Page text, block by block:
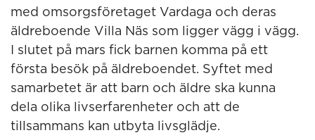
med omsorgsföretaget Vardaga och deras
äldreboende Villa Näs som ligger vägg i vägg.
I slutet på mars fick barnen komma på ett
första besök på äldreboendet. Syftet med
samarbetet är att barn och äldre ska kunna
dela olika livserfarenheter och att de
tillsammans kan utbyta livsglädje.